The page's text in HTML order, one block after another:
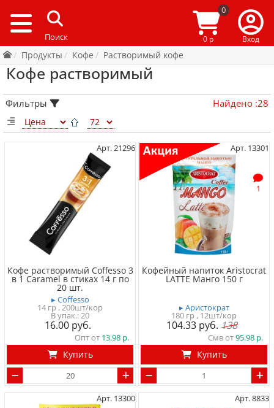
0
0 р Вход
Продукты Кофе Растворимый кофе
Кофе растворимый
Фильтры Найдено :28
Арт. 21296
Кофе растворимый Coffesso 3
в 1 Caramel в стиках 14 г по
20 шт.
▸ Coffesso
14 гр , 200шт/кор
20
16.00
Опт от 13.98
Купить
Арт. 13301
1
Кофейный напиток Aristocrat
LATTE Манго 150 г
▸ Аристократ
180 гр , 12шт/кор
104.33 138
Смв от95.98
Купить
Арт. 13300 Арт. 8833